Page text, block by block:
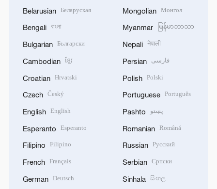
Belarusian Беларуская
Bengali বাংলা
Bulgarian Български
Cambodian ខ្មែរ
Croatian Hrvatski
Czech Český
English English
Esperanto Esperanto
Filipino Filipino
French Français
German Deutsch
Mongolian Монгол
Myanmar မြန်မာဘာသာ
Nepali नेपाली
Persian فارسی
Polish Polski
Portuguese Português
Pashto پښتو
Romanian Română
Russian Русский
Serbian Српски
Sinhala සිංහල